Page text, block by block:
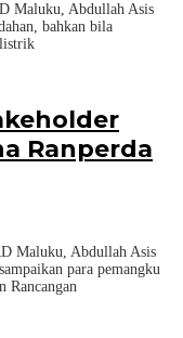
Maluku, Abdullah Asis
bahkan bila
listrik
Ranperda
Maluku, Abdullah Asis
para pemangku
Rancangan